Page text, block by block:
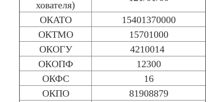
хователя)
ОКАТО
15401370000
ОКТМО
15701000
ОКОГУ
4210014
ОКОПФ
12300
ОКФС
16
ОКПО
81908879